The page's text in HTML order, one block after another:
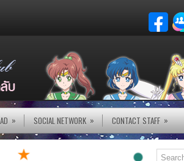
» SOCIAL NETWORK » CONTACT STAFF »